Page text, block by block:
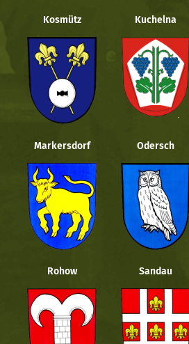
Kosmütz Kuchelna
Markersdorf Odersch
Rohow Sandau